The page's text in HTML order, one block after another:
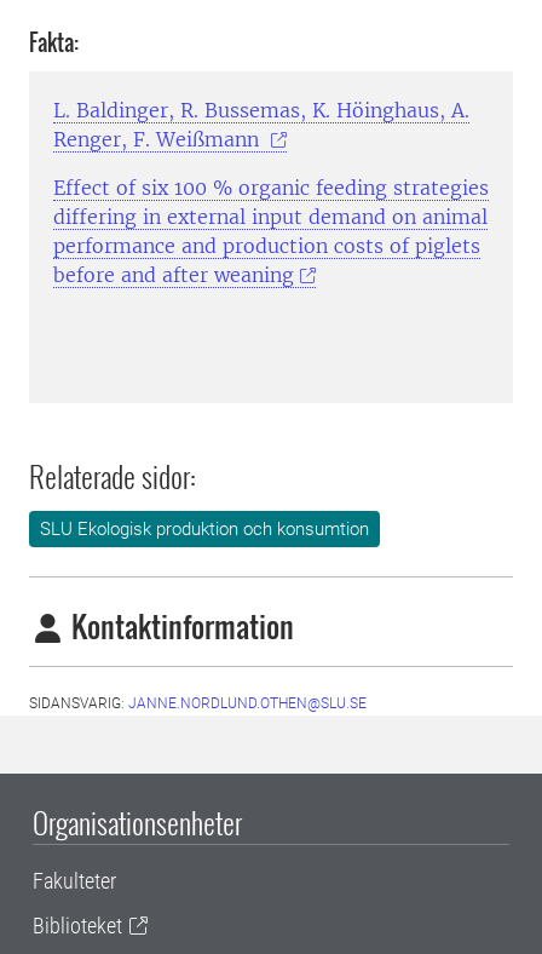
Fakta:
L. Baldinger, R. Bussemas, K. Höinghaus, A.
Renger, F. Weißmann
Effect of six 100 % organic feeding strategies
differing in external input demand on animal
performance and production costs of piglets
before and after weaning
Relaterade sidor:
SLU Ekologisk produktion och konsumtion
Kontaktinformation
SIDANSVARIG: JANNE.NORDLUND.OTHEN@SLU.SE
Organisationsenheter
Fakulteter
Biblioteket